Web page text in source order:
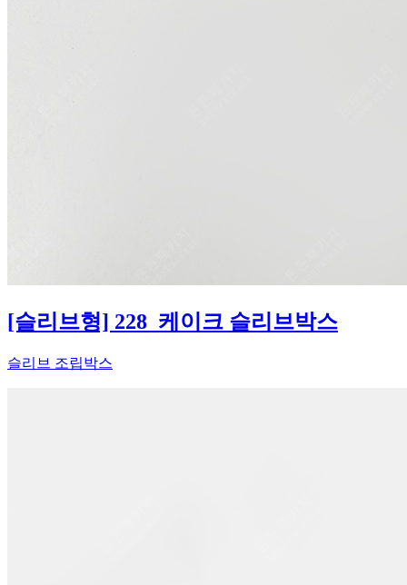
[슬리브형] 228_케이크 슬리브박스
슬리브 조립박스